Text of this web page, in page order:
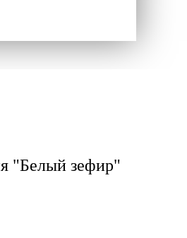
"Белый зефир"